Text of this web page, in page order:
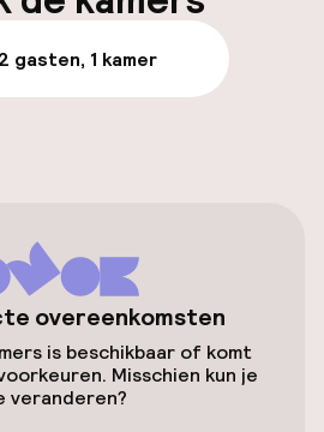
op eigen terrein
auto op
2 gasten, 1 kamer
overeenkomsten
is beschikbaar of komt
Misschien kun je
veranderen?